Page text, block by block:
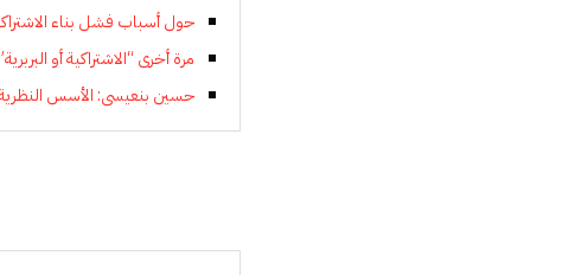
حول أسباب فشل بناء
مرة أخرى “الاشتراكية أو
حسين بنعيسى: الأسس